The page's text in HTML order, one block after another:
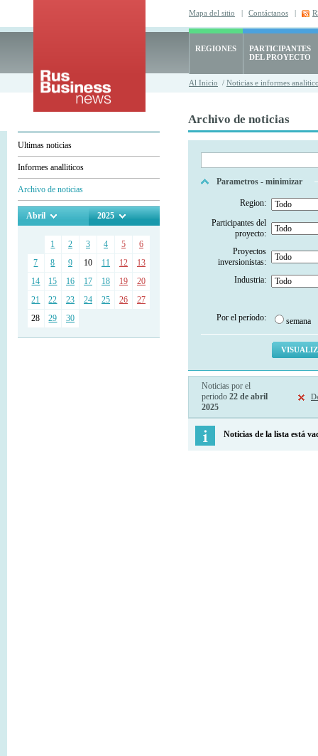
Mapa del sitio | Contáctanos |
REGIONES
PARTICIPANTES
DEL PROYECTO
Al Inicio / Noticias e informes
Ultimas noticias
Informes analliticos
Archivo de noticias
Abril 2025
1 2 3 4 5
6
7
8 9 10 11 12
13
14
15 16 17 18 19
20
21
22 23 24 25 26
27
28
29 30
Archivo de noticias
Parametros - minimizar
Region:
Participantes del
proyecto:
Proyectos
inversionistas:
Industria:
Por el período: semana
Noticias por el
periodo 22 de abril
2025
Noticias de la lista está